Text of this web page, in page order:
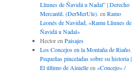
Lliunes de Ñavidá u Nadal” | Derecho
Mercantil. (DerMerUle). en Ramo
Leonés de Navidad, «Ramu Lliunes de
Ñavidá u Nadal»
Hectoren Paisajes
Los Concejos en la Montaña de Riaño.
Pequeñas pinceladas sobre su historia |
El último de Ainielleen «Concejo» /